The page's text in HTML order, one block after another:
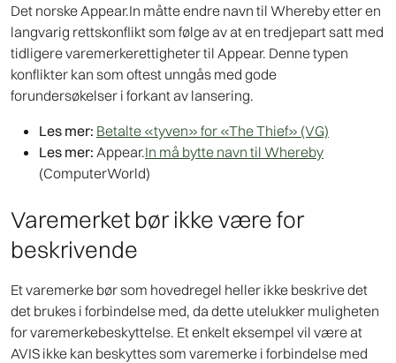
Det norske Appear.In måtte endre navn til Whereby etter en
langvarig rettskonflikt som følge av at en tredjepart satt med
tidligere varemerkerettigheter til Appear. Denne typen
konflikter kan som oftest unngås med gode
forundersøkelser i forkant av lansering.
Les mer: Betalte «tyven» for «The Thief» (VG)
Les mer: Appear.In må bytte navn til Whereby
(ComputerWorld)
Varemerket bør ikke være for
beskrivende
Et varemerke bør som hovedregel heller ikke beskrive det
det brukes i forbindelse med, da dette utelukker muligheten
for varemerkebeskyttelse. Et enkelt eksempel vil være at
AVIS ikke kan beskyttes som varemerke i forbindelse med